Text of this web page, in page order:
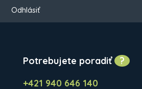
Odhlásiť
Potrebujete poradiť?
+421 940 646 140